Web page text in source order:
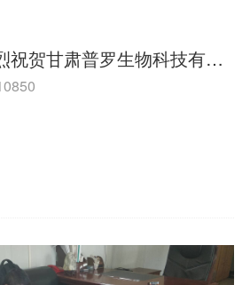
调制乳粉与固体饮料的区别
【普罗要闻】热烈祝贺甘肃普罗生物科技有限公司 入选国家工业和信息化部第二批专精特新“小巨人”企业名单